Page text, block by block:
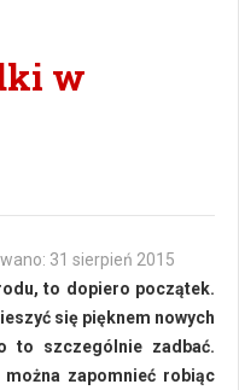
w
31 sierpień 2015
to dopiero początek.
się pięknem nowych
to szczególnie zadbać.
zapomnieć robiąc